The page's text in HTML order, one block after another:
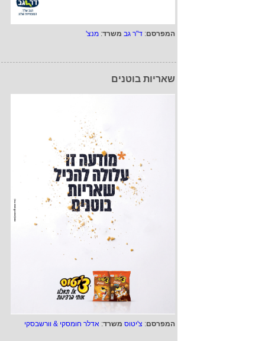
המפרסם: ד"ר גב משרד: מנצ'
שאריות בוטנים
המפרסם: צ'יטוס משרד: אדלר חומסקי & וורשבסקי